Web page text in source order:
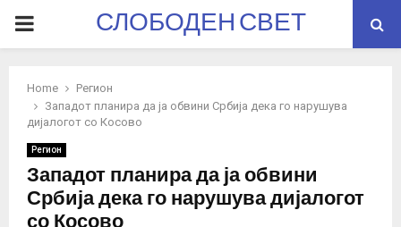
PRIMARYСЛОБОДЕН СВЕТ
Home
Регион
Западот планира да ја обвини Србија дека го нарушува
дијалогот со Косово
Регион
Западот планира да ја обвини
Србија дека го нарушува дијалогот